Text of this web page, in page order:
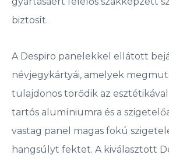
biztosít.
A Despiro panelekkel ellátott
névjegykártyái, amelyek
tulajdonos törődik az
tartós alumíniumra és a
vastag panel magas fokú
hangsúlyt fektet. A kiválasztott